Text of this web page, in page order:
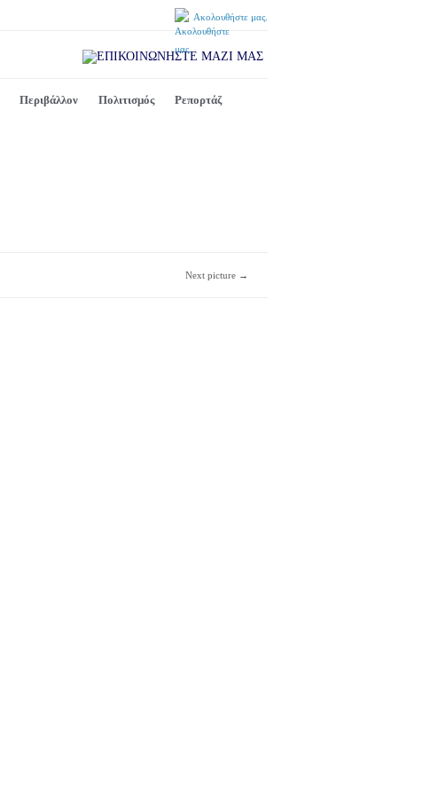
Ακολουθήστε μας.
Περιβάλλον Πολιτισμός
Ρεπορτάζ
Next picture →